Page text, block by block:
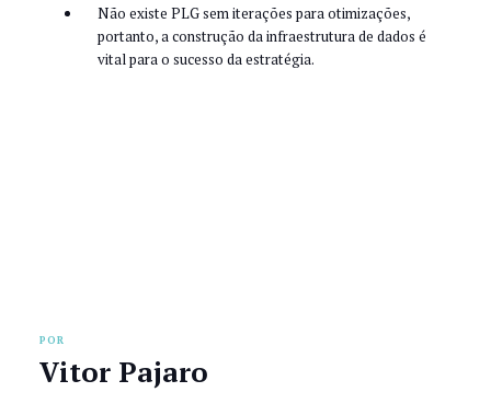
Não existe PLG sem iterações para otimizações,
portanto, a construção da infraestrutura de dados é
vital para o sucesso da estratégia.
POR
Vitor Pajaro